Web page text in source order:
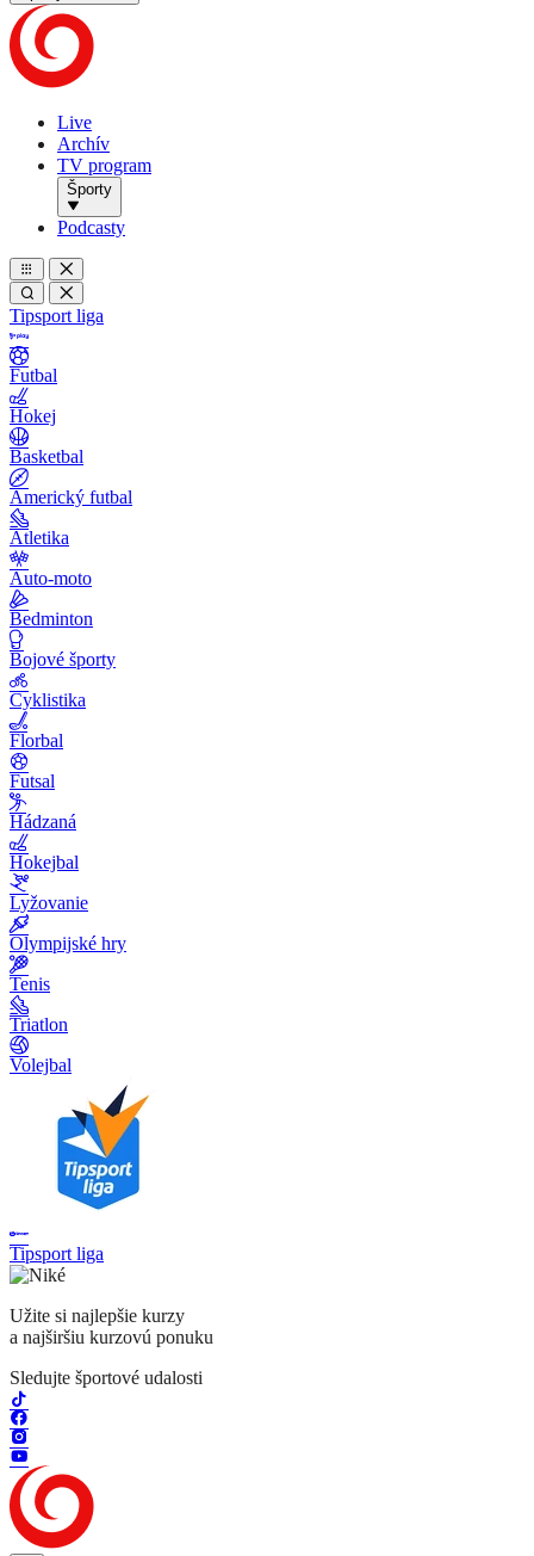
Live
Archív
TV program
Športy
Podcasty
Tipsport liga
Futbal
Hokej
Basketbal
Americký futbal
Atletika
Auto-moto
Bedminton
Bojové športy
Cyklistika
Florbal
Futsal
Hádzaná
Hokejbal
Lyžovanie
Olympijské hry
Tenis
Triatlon
Volejbal
Tipsport liga
Užite si najlepšie kurzy
a najširšiu kurzovú ponuku
Sledujte športové udalosti